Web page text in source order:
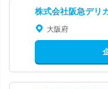
株式会社阪急デリ
大阪府